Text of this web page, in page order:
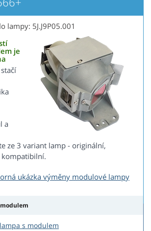
lampy: 5J.J9P05.001
je
a
ze 3 variant lamp - originální,
kompatibilní.
ukázka výměny modulové lampy
s modulem